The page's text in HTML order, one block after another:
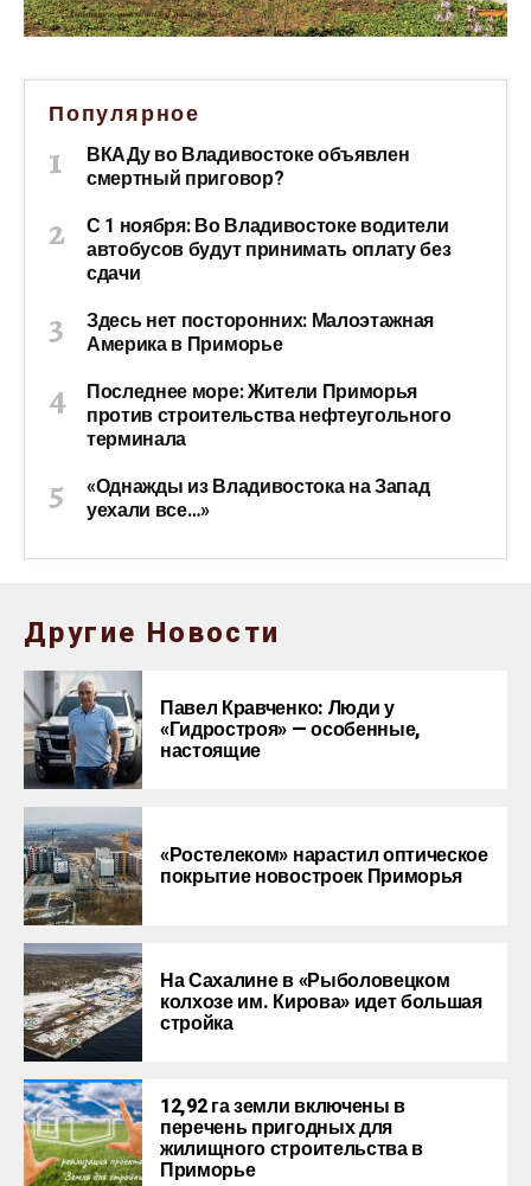
Популярное
ВКАДу во Владивостоке объявлен
смертный приговор?
С 1 ноября: Во Владивостоке водители
автобусов будут принимать оплату без
сдачи
Здесь нет посторонних: Малоэтажная
Америка в Приморье
Последнее море: Жители Приморья
против строительства нефтеугольного
терминала
«Однажды из Владивостока на Запад
уехали все…»
Другие Новости
Павел Кравченко: Люди у
«Гидростроя» — особенные,
настоящие
«Ростелеком» нарастил оптическое
покрытие новостроек Приморья
На Сахалине в «Рыболовецком
колхозе им. Кирова» идет большая
стройка
12,92 га земли включены в
перечень пригодных для
жилищного строительства в
Приморье